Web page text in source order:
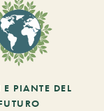
E PIANTE DEL